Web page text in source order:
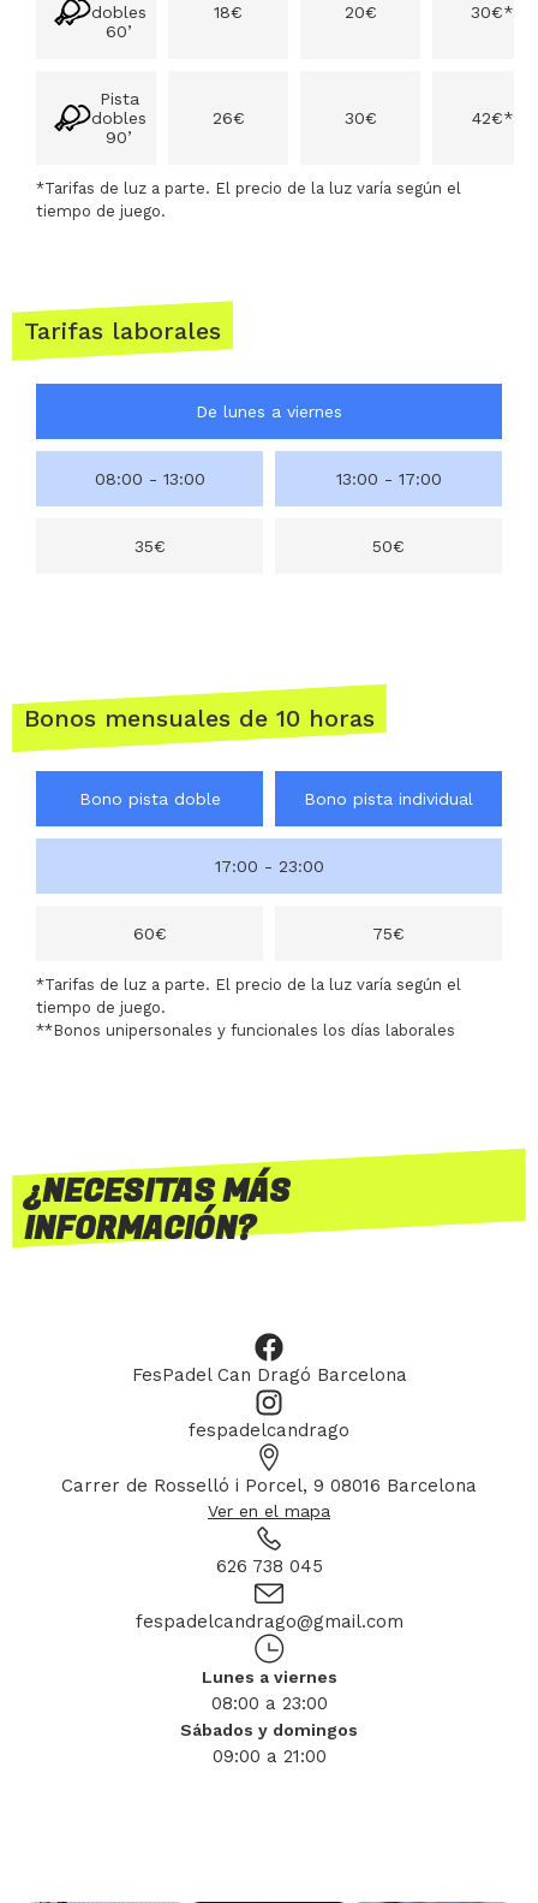
dobles
60’
18€ 20€ 30€*
Pista
dobles
90’
26€ 30€ 42€*
*Tarifas de luz a parte. El precio de la luz varía según el
tiempo de juego.
Tarifas laborales
De lunes a viernes
08:00 - 13:00 13:00 - 17:00
35€ 50€
Bonos mensuales de 10 horas
Bono pista doble Bono pista individual
17:00 - 23:00
60€ 75€
*Tarifas de luz a parte. El precio de la luz varía según el
tiempo de juego.
**Bonos unipersonales y funcionales los días laborales
¿NECESITAS MÁS
INFORMACIÓN?
FesPadel Can Dragó Barcelona
fespadelcandrago
Carrer de Rosselló i Porcel, 9 08016 Barcelona
Ver en el mapa
626 738 045
fespadelcandrago@gmail.com
Lunes a viernes
08:00 a 23:00
Sábados y domingos
09:00 a 21:00